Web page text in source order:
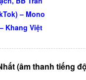
– Mono
Khang Việt
(âm thanh tiếng